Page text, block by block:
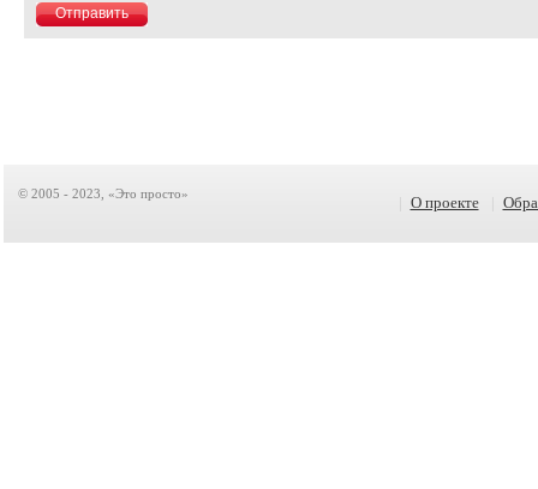
© 2005 - 2023, «Это просто» О проекте